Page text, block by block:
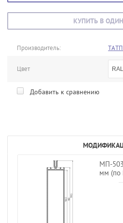
КУПИТЬ В
Производитель:
Цвет
Добавить к сравнению
МП-
мм (по